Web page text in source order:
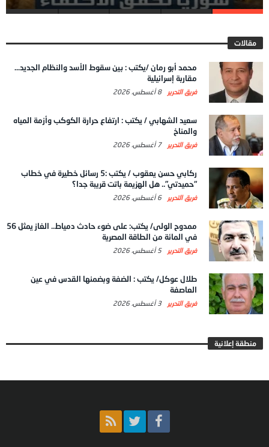
مقالات
محمد أبو رمان /يكتب : بين سقوط الأسد والنظام الجديد…
مقاربة إسرائيلية
فريق التحرير 8 أغسطس، 2026
سعيد الشهابي / يكتب : ارتفاع حرارة الكوكب وأزمة المياه
والمناخ
فريق التحرير 7 أغسطس، 2026
ركابي حسن يعقوب / يكتب :5 رسائل خطيرة في خطاب
“حميدتي”.. هل الهزيمة باتت قريبة جدا؟
فريق التحرير 6 أغسطس، 2026
ممدوح الولى/ يكتب: على ضوء حادث دمياط.. الغاز يمثل 56
في المائة من الطاقة المصرية
فريق التحرير 5 أغسطس، 2026
طلال عوكل/ يكتب : الضفة وبضمنها القدس في عين
العاصفة
فريق التحرير 3 أغسطس، 2026
منطقة إعلانية